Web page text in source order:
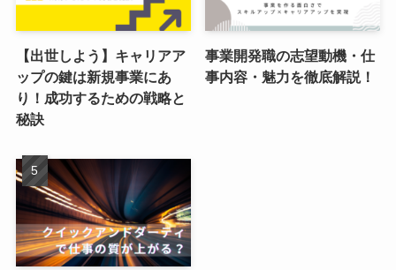
【出世しよう】キャリアア
ップの鍵は新規事業にあ
り！成功するための戦略と
秘訣
事業開発職の志望動機・仕
事内容・魅力を徹底解説！